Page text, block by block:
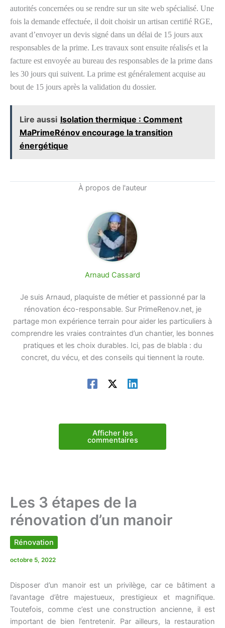
autorités concernées ou se rendre sur un site web spécialisé. Une
fois la demande effectuée, il doit choisir un artisan certifié RGE,
avant d’envoyer un devis signé dans un délai de 15 jours aux
responsables de la prime. Les travaux sont ensuite réalisés et la
facture est envoyée au bureau des responsables de la prime dans
les 30 jours qui suivent. La prime est généralement acquise au
bout de 15 jours après la validation du dossier.
Lire aussi Isolation thermique : Comment
MaPrimeRénov encourage la transition
énergétique
À propos de l'auteur
Arnaud Cassard
Je suis Arnaud, plaquiste de métier et passionné par la
rénovation éco-responsable. Sur PrimeRenov.net, je
partage mon expérience terrain pour aider les particuliers à
comprendre les vraies contraintes d’un chantier, les bonnes
pratiques et les choix durables. Ici, pas de blabla : du
concret, du vécu, et des conseils qui tiennent la route.
Afficher les
commentaires
Les 3 étapes de la
rénovation d’un manoir
Rénovation
octobre 5, 2022
Disposer d’un manoir est un privilège, car ce bâtiment a
l’avantage d’être majestueux, prestigieux et magnifique.
Toutefois, comme c’est une construction ancienne, il est
important de bien l’entretenir. Par ailleurs, la restauration